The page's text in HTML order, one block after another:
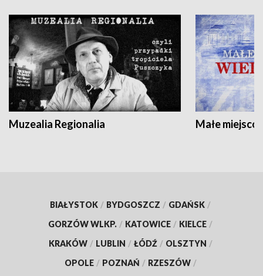
Muzealia Regionalia Małe
BIAŁYSTOK / BYDGOSZCZ / GDAŃSK /
GORZÓW WLKP. / KATOWICE / KIELCE /
KRAKÓW / LUBLIN / ŁÓDŹ / OLSZTYN /
OPOLE / POZNAŃ / RZESZÓW /